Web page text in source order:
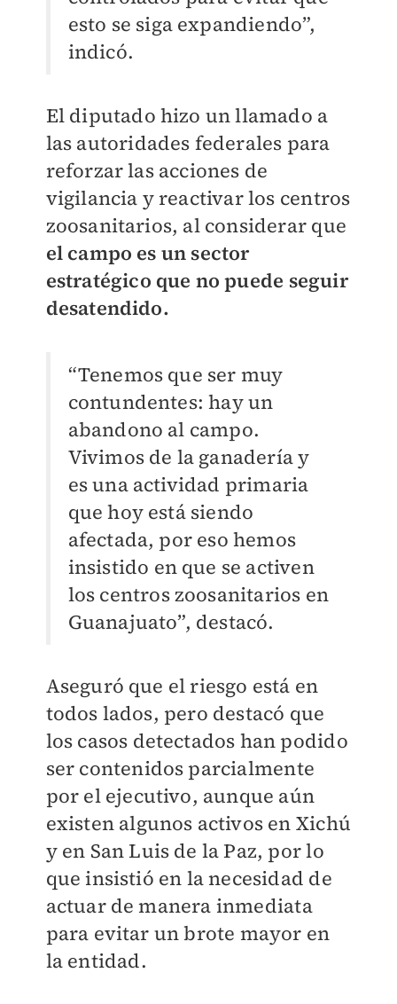
esto se siga expandiendo”,
indicó.
El diputado hizo un llamado a
las autoridades federales para
reforzar las acciones de
vigilancia y reactivar los centros
zoosanitarios, al considerar que
el campo es un sector
estratégico que no puede seguir
desatendido.
“Tenemos que ser muy
contundentes: hay un
abandono al campo.
Vivimos de la ganadería y
es una actividad primaria
que hoy está siendo
afectada, por eso hemos
insistido en que se activen
los centros zoosanitarios en
Guanajuato”, destacó.
Aseguró que el riesgo está en
todos lados, pero destacó que
los casos detectados han podido
ser contenidos parcialmente
por el ejecutivo, aunque aún
existen algunos activos en Xichú
y en San Luis de la Paz, por lo
que insistió en la necesidad de
actuar de manera inmediata
para evitar un brote mayor en
la entidad.